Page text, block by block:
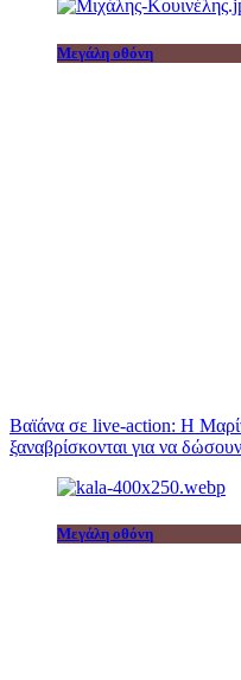
Μεγάλη οθόνη
Βαϊάνα σε live-action: Η
ξαναβρίσκονται για να
Μεγάλη οθόνη